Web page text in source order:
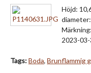
Höjd:
2023-
Tags:Boda, Brunflammig